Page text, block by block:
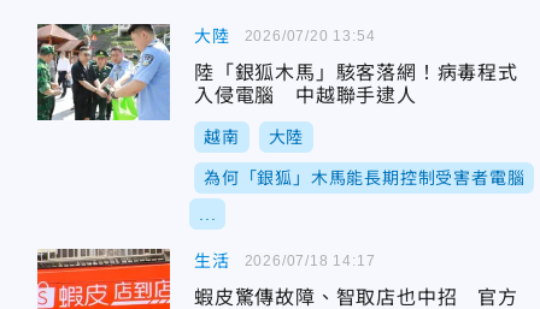
大陸
陸「銀狐木馬」駭客落網！病毒程式
入侵電腦 中越聯手逮人
越南 大陸
為何「銀狐」木馬能長期控制受害者電腦
2026/07/20 13:54
生活
蝦皮驚傳故障、智取店也中招 官方
2026/07/18 14:17